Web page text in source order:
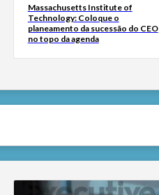
Massachusetts Institute of
Technology: Coloque o
planeamento da sucessão do CEO
no topo da agenda